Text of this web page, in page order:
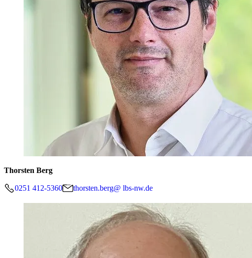
Thorsten Berg
0251 412-5360 thorsten.berg@ lbs-nw.de